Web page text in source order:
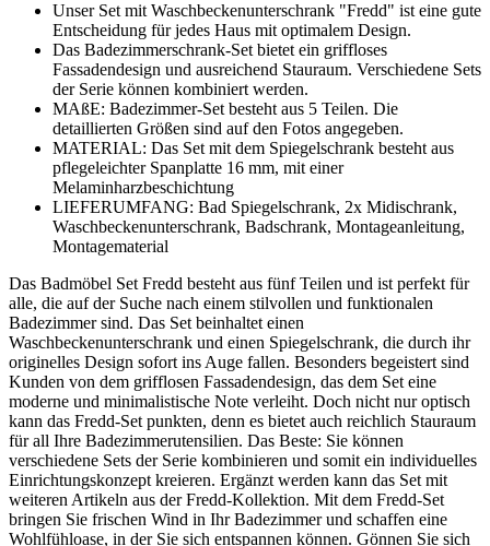
Unser Set mit Waschbeckenunterschrank "Fredd" ist eine gute
Entscheidung für jedes Haus mit optimalem Design.
Das Badezimmerschrank-Set bietet ein griffloses
Fassadendesign und ausreichend Stauraum. Verschiedene Sets
der Serie können kombiniert werden.
MAßE: Badezimmer-Set besteht aus 5 Teilen. Die
detaillierten Größen sind auf den Fotos angegeben.
MATERIAL: Das Set mit dem Spiegelschrank besteht aus
pflegeleichter Spanplatte 16 mm, mit einer
Melaminharzbeschichtung
LIEFERUMFANG: Bad Spiegelschrank, 2x Midischrank,
Waschbeckenunterschrank, Badschrank, Montageanleitung,
Montagematerial
Das Badmöbel Set Fredd besteht aus fünf Teilen und ist perfekt für
alle, die auf der Suche nach einem stilvollen und funktionalen
Badezimmer sind. Das Set beinhaltet einen
Waschbeckenunterschrank und einen Spiegelschrank, die durch ihr
originelles Design sofort ins Auge fallen. Besonders begeistert sind
Kunden von dem grifflosen Fassadendesign, das dem Set eine
moderne und minimalistische Note verleiht. Doch nicht nur optisch
kann das Fredd-Set punkten, denn es bietet auch reichlich Stauraum
für all Ihre Badezimmerutensilien. Das Beste: Sie können
verschiedene Sets der Serie kombinieren und somit ein individuelles
Einrichtungskonzept kreieren. Ergänzt werden kann das Set mit
weiteren Artikeln aus der Fredd-Kollektion. Mit dem Fredd-Set
bringen Sie frischen Wind in Ihr Badezimmer und schaffen eine
Wohlfühloase, in der Sie sich entspannen können. Gönnen Sie sich